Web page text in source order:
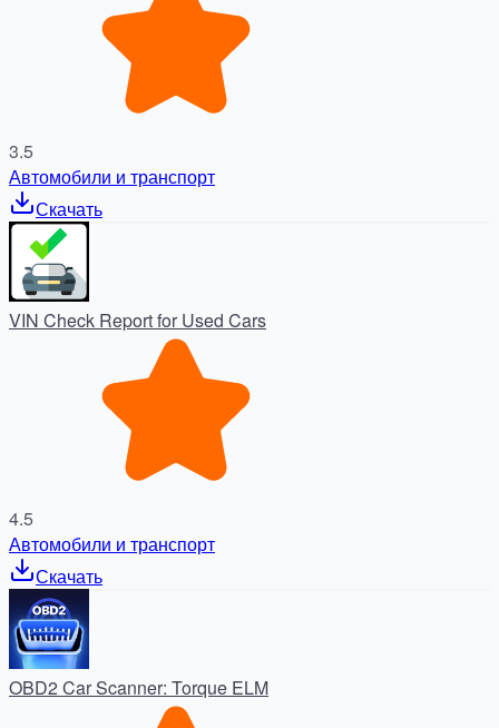
3.5
Автомобили и транспорт
Скачать
VIN Check Report for Used Cars
4.5
Автомобили и транспорт
Скачать
OBD2 Car Scanner: Torque ELM